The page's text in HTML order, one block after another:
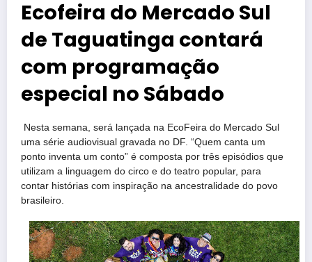
Ecofeira do Mercado Sul
de Taguatinga contará
com programação
especial no Sábado
Nesta semana, será lançada na EcoFeira do Mercado Sul
uma série audiovisual gravada no DF. “Quem canta um
ponto inventa um conto” é composta por três episódios que
utilizam a linguagem do circo e do teatro popular, para
contar histórias com inspiração na ancestralidade do povo
brasileiro.